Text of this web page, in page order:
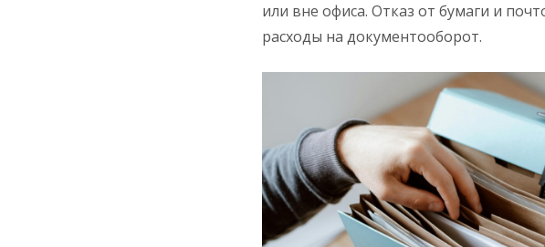
или вне офиса. Отказ от бумаги и
расходы на документооборот.